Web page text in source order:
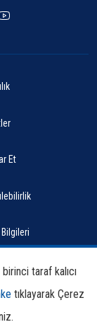
Et
Bilgi
taraf kalıcı
tıklayarak Çerez